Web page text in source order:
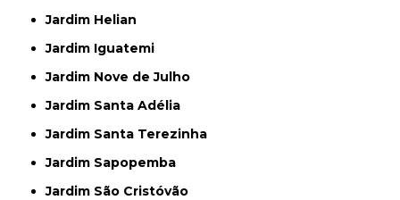
Jardim Helian
Jardim Iguatemi
Jardim Nove de Julho
Jardim Santa Adélia
Jardim Santa Terezinha
Jardim Sapopemba
Jardim São Cristóvão